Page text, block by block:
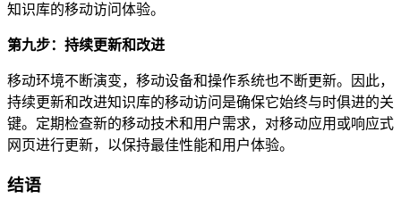
知识库的移动访问体验。
第九步：持续更新和改进
移动环境不断演变，移动设备和操作系统也不断更新。因此，
持续更新和改进知识库的移动访问是确保它始终与时俱进的关
键。定期检查新的移动技术和用户需求，对移动应用或响应式
网页进行更新，以保持最佳性能和用户体验。
结语